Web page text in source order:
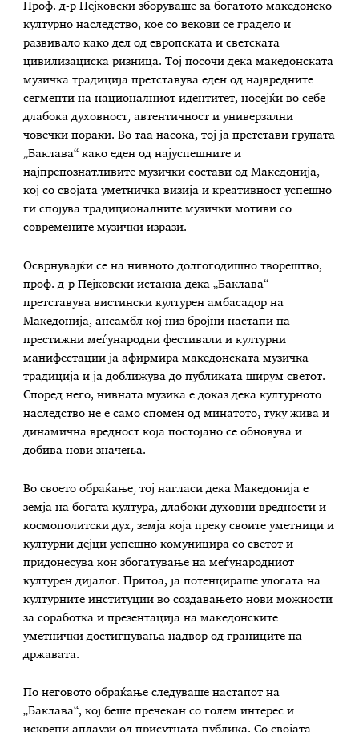
Проф. д-р Пејковски зборуваше за богатото македонско
културно наследство, кое со векови се градело и
развивало како дел од европската и светската
цивилизациска ризница. Тој посочи дека македонската
музичка традиција претставува еден од највредните
сегменти на националниот идентитет, носејќи во себе
длабока духовност, автентичност и универзални
човечки пораки. Во таа насока, тој ја претстави групата
„Баклава“ како еден од најуспешните и
најпрепознатливите музички состави од Македонија,
кој со својата уметничка визија и креативност успешно
ги спојува традиционалните музички мотиви со
современите музички изрази.
Осврнувајќи се на нивното долгогодишно творештво,
проф. д-р Пејковски истакна дека „Баклава“
претставува вистински културен амбасадор на
Македонија, ансамбл кој низ бројни настапи на
престижни меѓународни фестивали и културни
манифестации ја афирмира македонската музичка
традиција и ја доближува до публиката ширум светот.
Според него, нивната музика е доказ дека културното
наследство не е само спомен од минатото, туку жива и
динамична вредност која постојано се обновува и
добива нови значења.
Во своето обраќање, тој нагласи дека Македонија е
земја на богата култура, длабоки духовни вредности и
космополитски дух, земја која преку своите уметници и
културни дејци успешно комуницира со светот и
придонесува кон збогатување на меѓународниот
културен дијалог. Притоа, ја потенцираше улогата на
културните институции во создавањето нови можности
за соработка и презентација на македонските
уметнички достигнувања надвор од границите на
државата.
По неговото обраќање следуваше настапот на
„Баклава“, кој беше пречекан со голем интерес и